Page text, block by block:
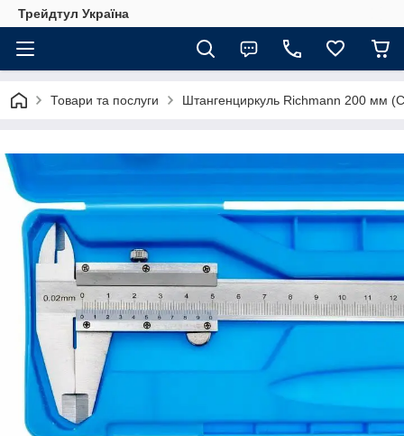
Трейдтул Україна
Товари та послуги Штангенциркуль Richmann 200 мм